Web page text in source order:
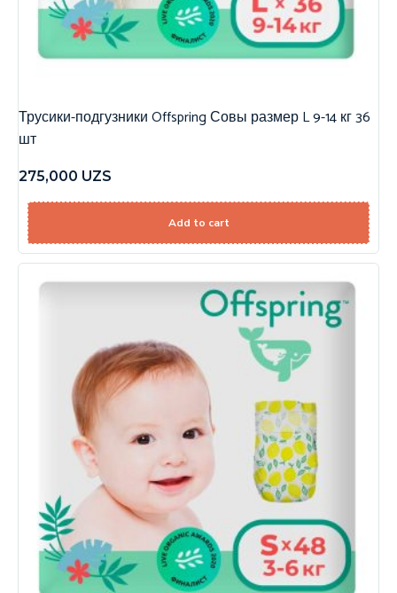
Трусики-подгузники Offspring Совы размер L 9-14 кг 36
шт
275,000 UZS
Add to cart